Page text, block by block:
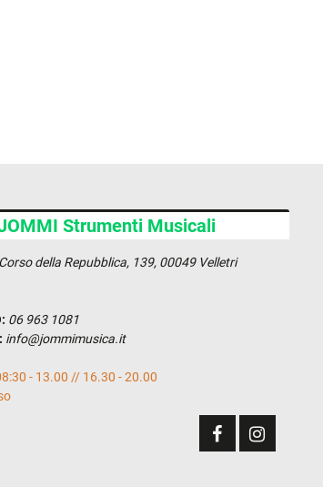
Strumenti Musicali
Corso della Repubblica, 139, 00049 Velletri
06 963 1081
info@jommimusica.it
- 13.00 // 16.30 - 20.00